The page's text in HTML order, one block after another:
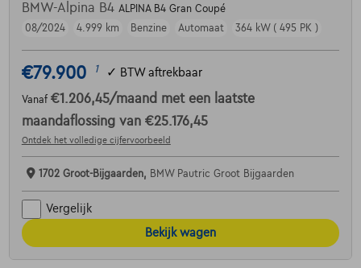
BMW-Alpina B4 ALPINA B4 Gran Coupé
08/2024
4.999 km Benzine Automaat 364 kW ( 495 PK )
€79.900 1 ✓ BTW aftrekbaar
Vanaf €1.206,45/maand met een laatste
maandaflossing van €25.176,45
Ontdek het volledige cijfervoorbeeld
1702 Groot-Bijgaarden, BMW Pautric Groot Bijgaarden
Vergelijk
Bekijk wagen